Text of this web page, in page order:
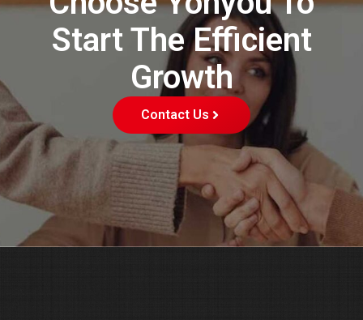
Start The Efficient
Growth
Contact Us